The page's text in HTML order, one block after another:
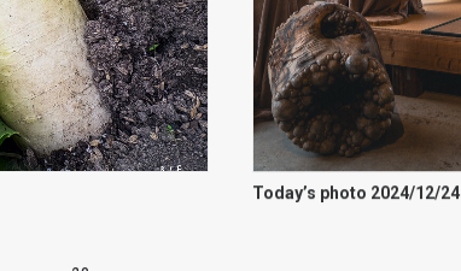
Today’s photo 2024/12/24